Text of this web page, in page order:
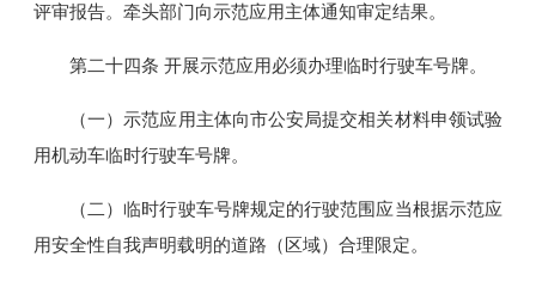
评审报告。牵头部门向示范应用主体通知审定结果。
第二十四条 开展示范应用必须办理临时行驶车号牌。
（一）示范应用主体向市公安局提交相关材料申领试验
用机动车临时行驶车号牌。
（二）临时行驶车号牌规定的行驶范围应当根据示范应
用安全性自我声明载明的道路（区域）合理限定。